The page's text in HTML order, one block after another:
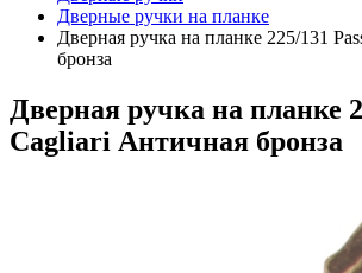
Дверные ручки на планке
Дверная ручка на планке 225/131
бронза
Дверная ручка на планке
Cagliari Античная бронза